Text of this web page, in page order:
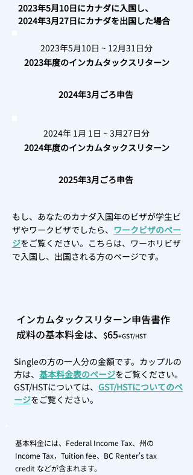
2023年5月10日にカナダに入国し、
2024年3月27日にカナダを出国した場合
2023年5月10日 ~ 12月31日分
2023年度のインカムタックスリターン
2024年3月ごろ申告
2024年 1月 1日 ~ 3月27日分
2024年度のインカムタックスリターン
2025年3月ごろ申告
もし、あなたのカナダ入国年のビザが学生ビ
ザやワークビザでしたら、 ワークビザのペー
ジをご覧ください。こちらは、ワーホリビザ
で入国し、出国される方のページです。
インカムタックスリターン申告書作
成料の基本料金は、 $65+GST/HST
Singleの方の一人分の金額です。カップルの
方は、 基本料金表のページをご覧ください。
GST/HSTについては、 GST/HSTについてのペ
ージをご覧ください。
基本料金には、Federal Income Tax、州の
Income Tax，Tuition fee、BC Renter's tax
credit などが含まれます。